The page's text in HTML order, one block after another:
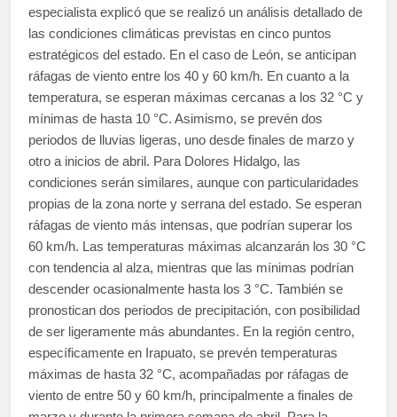
especialista explicó que se realizó un análisis detallado de
las condiciones climáticas previstas en cinco puntos
estratégicos del estado. En el caso de León, se anticipan
ráfagas de viento entre los 40 y 60 km/h. En cuanto a la
temperatura, se esperan máximas cercanas a los 32 °C y
mínimas de hasta 10 °C. Asimismo, se prevén dos
periodos de lluvias ligeras, uno desde finales de marzo y
otro a inicios de abril. Para Dolores Hidalgo, las
condiciones serán similares, aunque con particularidades
propias de la zona norte y serrana del estado. Se esperan
ráfagas de viento más intensas, que podrían superar los
60 km/h. Las temperaturas máximas alcanzarán los 30 °C
con tendencia al alza, mientras que las mínimas podrían
descender ocasionalmente hasta los 3 °C. También se
pronostican dos periodos de precipitación, con posibilidad
de ser ligeramente más abundantes. En la región centro,
específicamente en Irapuato, se prevén temperaturas
máximas de hasta 32 °C, acompañadas por ráfagas de
viento de entre 50 y 60 km/h, principalmente a finales de